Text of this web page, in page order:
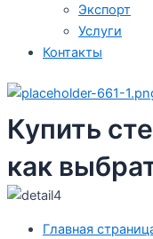
Экспорт
Услуги
Контакты
Купить
как
Главная